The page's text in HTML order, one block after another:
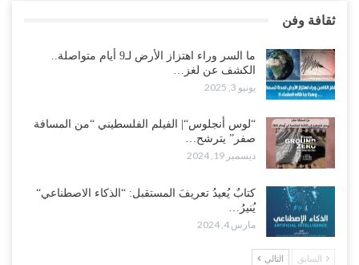
ثقافة وفن
ما السر وراء اهتزاز الأرض لـ9 أيام متواصلة..
الكشف عن لغز…
يونيو 3, 2025
“لوس أنجلوس“| الفيلم الفلسطيني “من المسافة
صفر” يترشح…
ديسمبر 19, 2024
كتابٌ يُعيدُ تعريفَ المستقبل: “الذكاء الاصطناعي“
يُنيرُ…
مارس 4, 2024
السابق التالي